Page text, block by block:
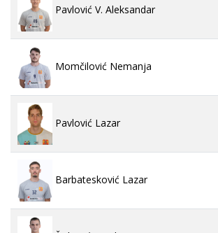
Pavlović V. Aleksandar
Momčilović Nemanja
Pavlović Lazar
Barbatesković Lazar